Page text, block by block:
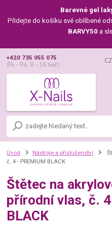
Barevné gel
Přidejte do košíku své oblíbené
BARVY50 a
+420 735 055 075
(Po - Pá, 8 - 16 hod.)
Úvod Nástroje a příslušenství
č. 4 - PREMIUM BLACK
Štětec na
přírodní vlas, č.
BLACK